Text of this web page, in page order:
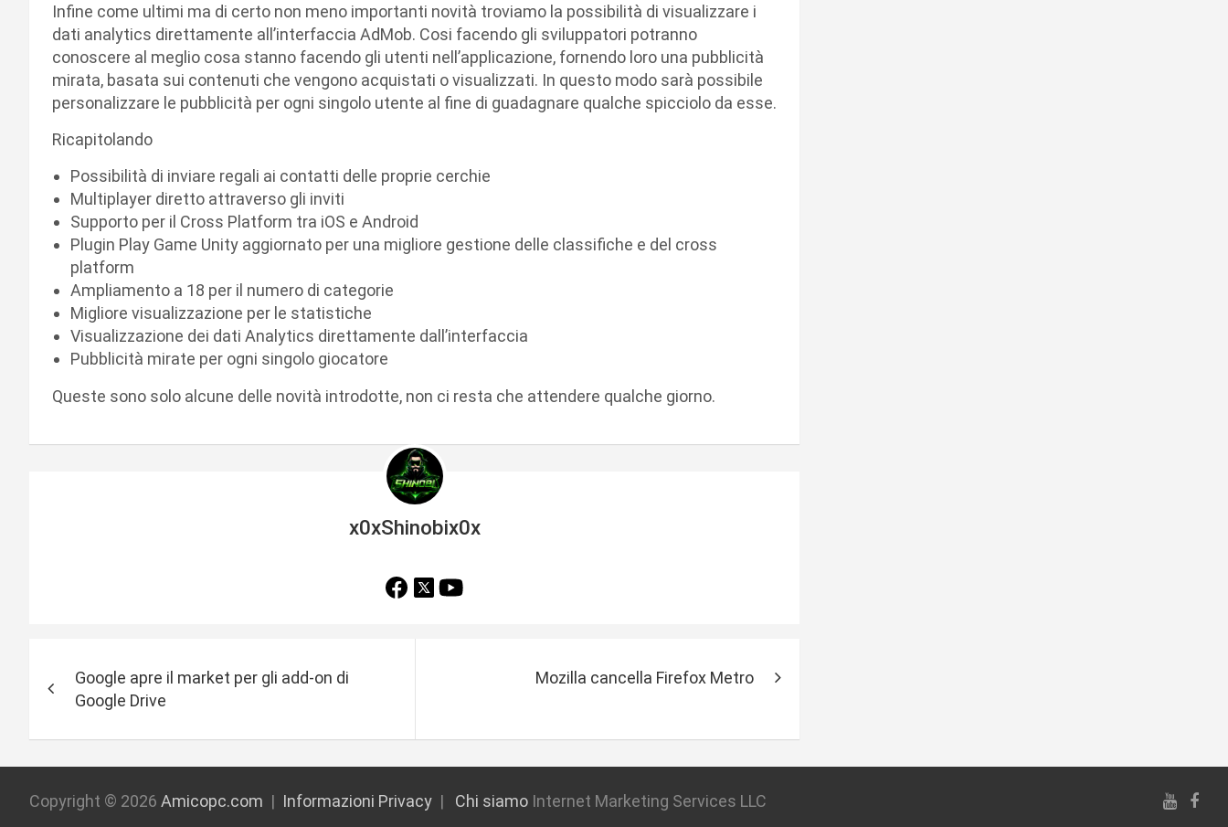
Infine come ultimi ma di certo non meno importanti novità troviamo la possibilità di visualizzare i
dati analytics direttamente all’interfaccia AdMob. Cosi facendo gli sviluppatori potranno
conoscere al meglio cosa stanno facendo gli utenti nell’applicazione, fornendo loro una pubblicità
mirata, basata sui contenuti che vengono acquistati o visualizzati. In questo modo sarà possibile
personalizzare le pubblicità per ogni singolo utente al fine di guadagnare qualche spicciolo da esse.
Ricapitolando
Possibilità di inviare regali ai contatti delle proprie cerchie
Multiplayer diretto attraverso gli inviti
Supporto per il Cross Platform tra iOS e Android
Plugin Play Game Unity aggiornato per una migliore gestione delle classifiche e del cross
platform
Ampliamento a 18 per il numero di categorie
Migliore visualizzazione per le statistiche
Visualizzazione dei dati Analytics direttamente dall’interfaccia
Pubblicità mirate per ogni singolo giocatore
Queste sono solo alcune delle novità introdotte, non ci resta che attendere qualche giorno.
x0xShinobix0x
v
i
g
Google apre il market per gli add-on di
Google Drive
Mozilla cancella Firefox Metro
Copyright © 2026 Amicopc.com Informazioni Privacy Chi siamo Internet Marketing Services LLC